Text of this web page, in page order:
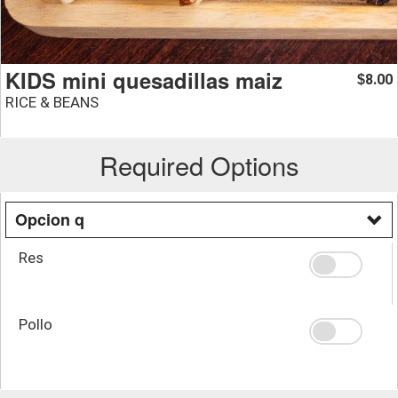
KIDS mini quesadillas maiz
RICE & BEANS
$8.00
Required Options
Opcion q
Res
Pollo